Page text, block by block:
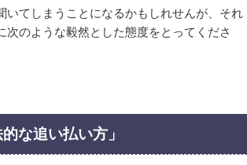
いてしまうことになるかもしれせんが、それ
のような毅然とした態度をとってくださ
な追い払い方」